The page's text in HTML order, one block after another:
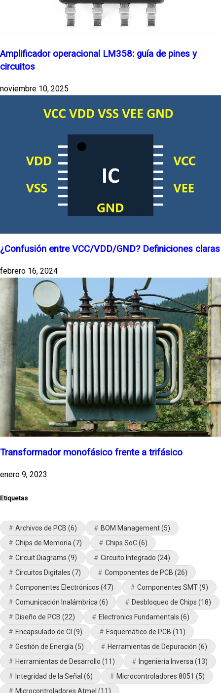
Amplificador operacional LM358: guía de pines y
circuitos
noviembre 10, 2025
¿Confusión entre VCC/VDD/GND? Definiciones claras
febrero 16, 2024
Transformador monofásico frente a trifásico
enero 9, 2023
Etiquetas
Archivos de PCB (6) BOM Management(5)
Chips de Memoria(7) Chips SoC(6)
Circuit Diagrams (9) Circuito Integrado (24)
Circuitos Digitales (7) Componentes de PCB (26)
Componentes Electrónicos (47) Componentes SMT(9)
Comunicación Inalámbrica(6) Desbloqueo de Chips (18)
Diseño de PCB (22) Electronics Fundamentals (6)
Encapsulado de CI (9) Esquemático de PCB (11)
Gestión de Energía(5) Herramientas de Depuración (6)
Herramientas de Desarrollo (11) Ingeniería Inversa(13)
Integridad de la Señal (6) Microcontroladores 8051 (5)
Microcontroladores Atmel (11)